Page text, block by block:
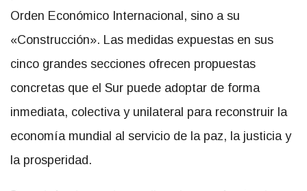
Orden Económico Internacional, sino a su
«Construcción». Las medidas expuestas en sus
cinco grandes secciones ofrecen propuestas
concretas que el Sur puede adoptar de forma
inmediata, colectiva y unilateral para reconstruir la
economía mundial al servicio de la paz, la justicia y
la prosperidad.